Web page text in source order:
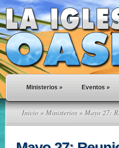
Ministerios » Eventos »
Inicio » Ministerios» Mayo 27: